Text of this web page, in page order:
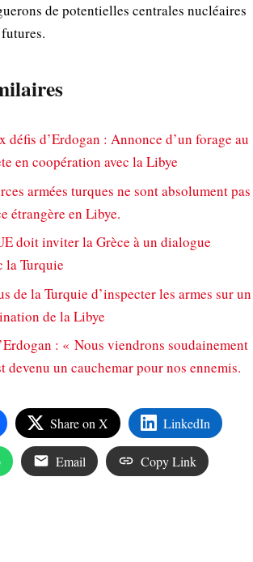
de potentielles centrales nucléaires
défis d’Erdogan : Annonce d’un forage au
en coopération avec la Libye
armées turques ne sont absolument pas
étrangère en Libye.
doit inviter la Grèce à un dialogue
la Turquie
de la Turquie d’inspecter les armes sur un
de la Libye
: « Nous viendrons soudainement
devenu un cauchemar pour nos ennemis.
Share on X LinkedIn
Email Copy Link